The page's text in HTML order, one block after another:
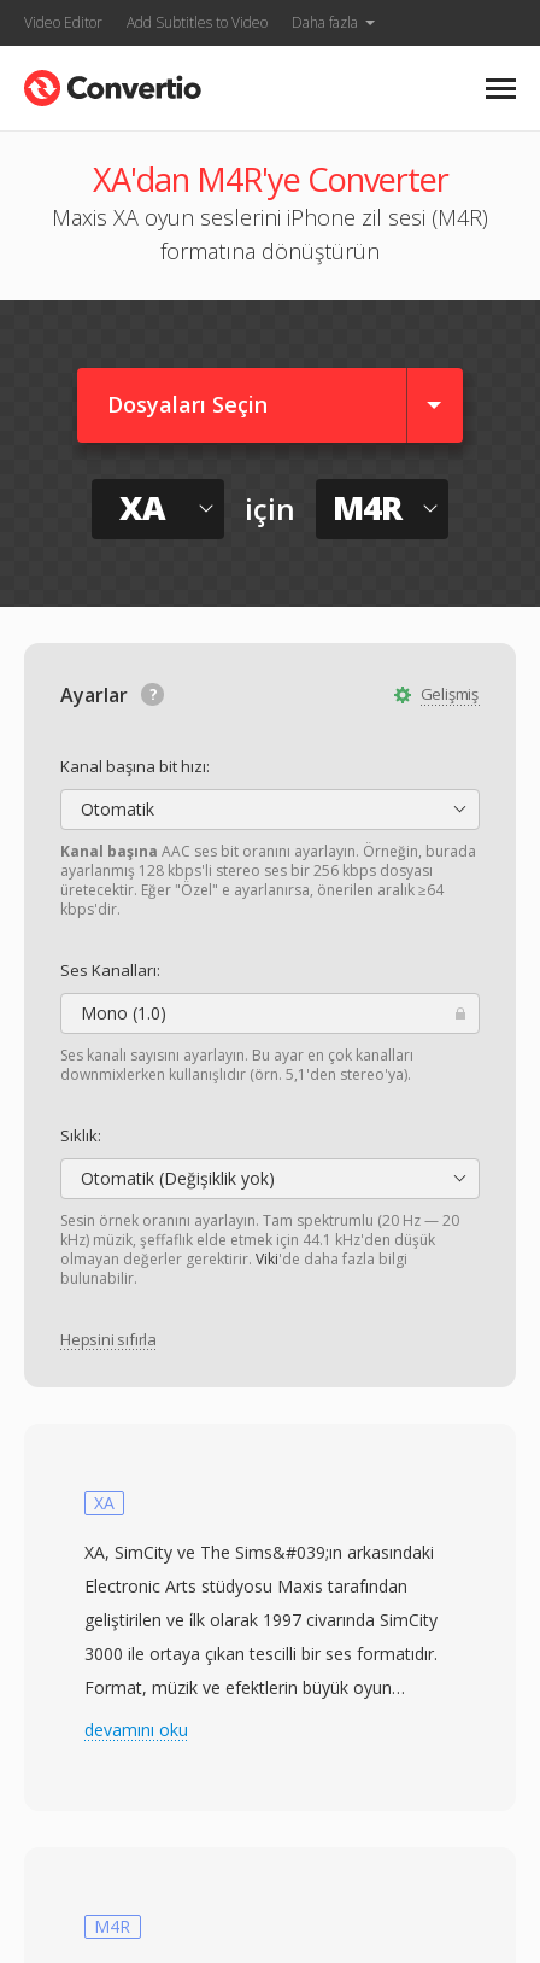
Video Editor Add Subtitles to Video Daha fazla
XA'dan M4R'ye Converter
Maxis XA oyun seslerini iPhone zil sesi (M4R)
formatına dönüştürün
Dosyaları Seçin
XA için M4R
Gelişmiş
Ayarlar
Kanal başına bit hızı:
Otomatik
Kanal başına AAC ses bit oranını ayarlayın. Örneğin, burada
ayarlanmış 128 kbps'li stereo ses bir 256 kbps dosyası
üretecektir. Eğer "Özel" e ayarlanırsa, önerilen aralık ≥64
kbps'dir.
Ses Kanalları:
Mono (1.0)
Ses kanalı sayısını ayarlayın. Bu ayar en çok kanalları
downmixlerken kullanışlıdır (örn. 5,1'den stereo'ya).
Sıklık:
Otomatik (Değişiklik yok)
Sesin örnek oranını ayarlayın. Tam spektrumlu (20 Hz — 20
kHz) müzik, şeffaflık elde etmek için 44.1 kHz'den düşük
olmayan değerler gerektirir. Viki'de daha fazla bilgi
bulunabilir.
Hepsini sıfırla
XA
XA, SimCity ve The Sims&#039;ın arkasındaki
Electronic Arts stüdyosu Maxis tarafından
geliştirilen ve i̇lk olarak 1997 civarında SimCity
3000 ile ortaya çıkan tescilli bir ses formatıdır.
Format, müzik ve efektlerin büyük oyun
varlıklarıyla bir arada bulunabilmesi için
örnekleri arasındaki farkı depolar, ardından bu
devamını oku
M4R